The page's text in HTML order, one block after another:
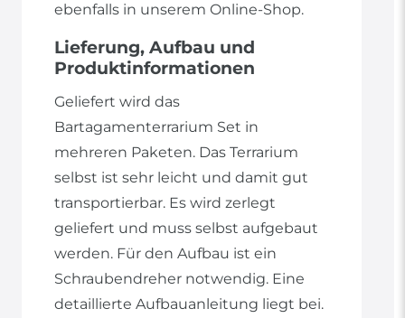
ebenfalls in unserem Online-Shop.
Lieferung, Aufbau und
Produktinformationen
Geliefert wird das
Bartagamenterrarium Set in
mehreren Paketen. Das Terrarium
selbst ist sehr leicht und damit gut
transportierbar. Es wird zerlegt
geliefert und muss selbst aufgebaut
werden. Für den Aufbau ist ein
Schraubendreher notwendig. Eine
detaillierte Aufbauanleitung liegt bei.